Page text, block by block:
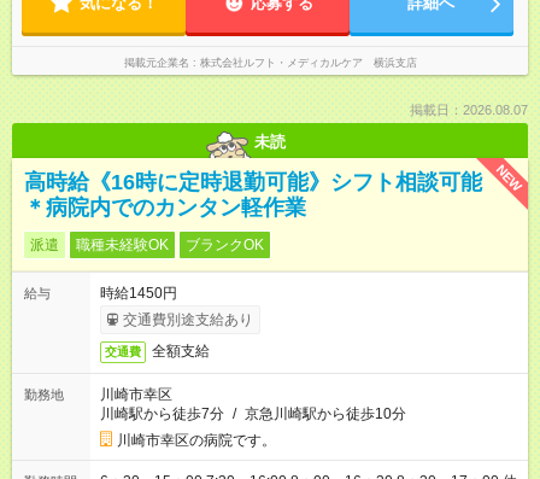
掲載元企業名 株式会社ルフト・メディカルケア 横浜支店
掲載日：2026.08.07
未読
NEW
高時給《16時に定時退勤可能》シフト相談可能
＊病院内でのカンタン軽作業
派遣 職種未経験OK ブランクOK
給与
時給1450円
交通費別途支給あり
交通費 全額支給
勤務地
川崎市幸区
川崎駅から徒歩7分 / 京急川崎駅から徒歩10分
川崎市幸区の病院です。